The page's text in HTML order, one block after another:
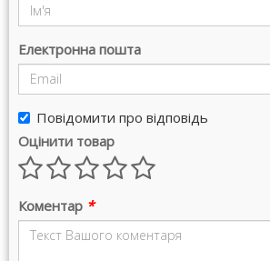
Електронна пошта
Повідомити про відповідь
Оцінити товар
Коментар *